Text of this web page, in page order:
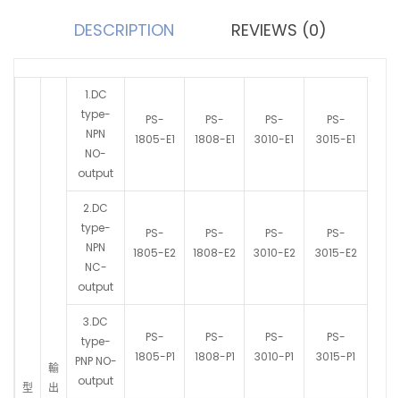
DESCRIPTION REVIEWS (0)
型
輸
出
1.DC
type-
NPN
NO-
output
PS-
1805-E1
PS-
1808-E1
PS-
3010-E1
PS-
3015-E1
2.DC
type-
NPN
NC-
output
PS-
1805-E2
PS-
1808-E2
PS-
3010-E2
PS-
3015-E2
3.DC
type-
PNP NO-
output
PS-
1805-P1
PS-
1808-P1
PS-
3010-P1
PS-
3015-P1